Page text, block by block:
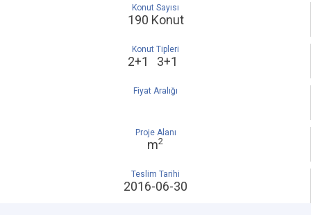
Konut Sayısı
190 Konut
Konut Tipleri
2+1 3+1
Fiyat Aralığı
Proje Alanı
m2
Teslim Tarihi
2016-06-30